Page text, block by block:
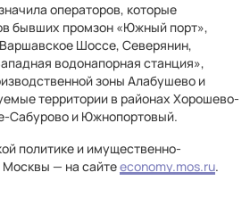
операторов, которые
бывших промзон «Южный порт»,
Шоссе, Северянин,
водонапорная станция»,
зоны Алабушево и
территории в районах Хорошево-
Сабурово и Южнопортовый.
политике и имущественно-
— на сайтеeconomy.mos.ru.